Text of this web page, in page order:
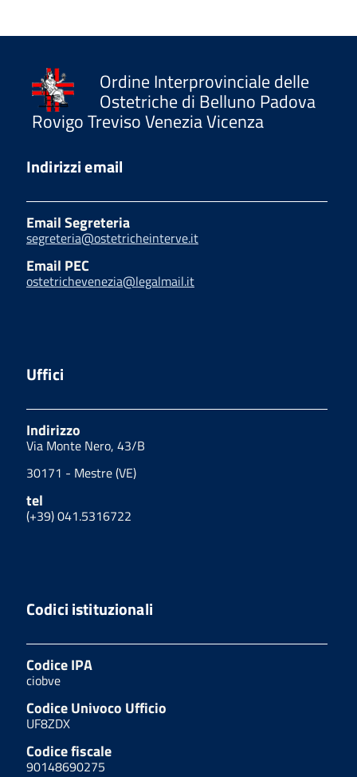
Ordine Interprovinciale delle
Ostetriche di Belluno Padova
Rovigo Treviso Venezia Vicenza
Indirizzi email
Email Segreteria
segreteria@ostetricheinterve.it
Email PEC
ostetrichevenezia@legalmail.it
Uffici
Indirizzo
Via Monte Nero, 43/B
30171 - Mestre (VE)
tel
(+39) 041.5316722
Codici istituzionali
Codice IPA
ciobve
Codice Univoco Ufficio
UF8ZDX
Codice fiscale
90148690275